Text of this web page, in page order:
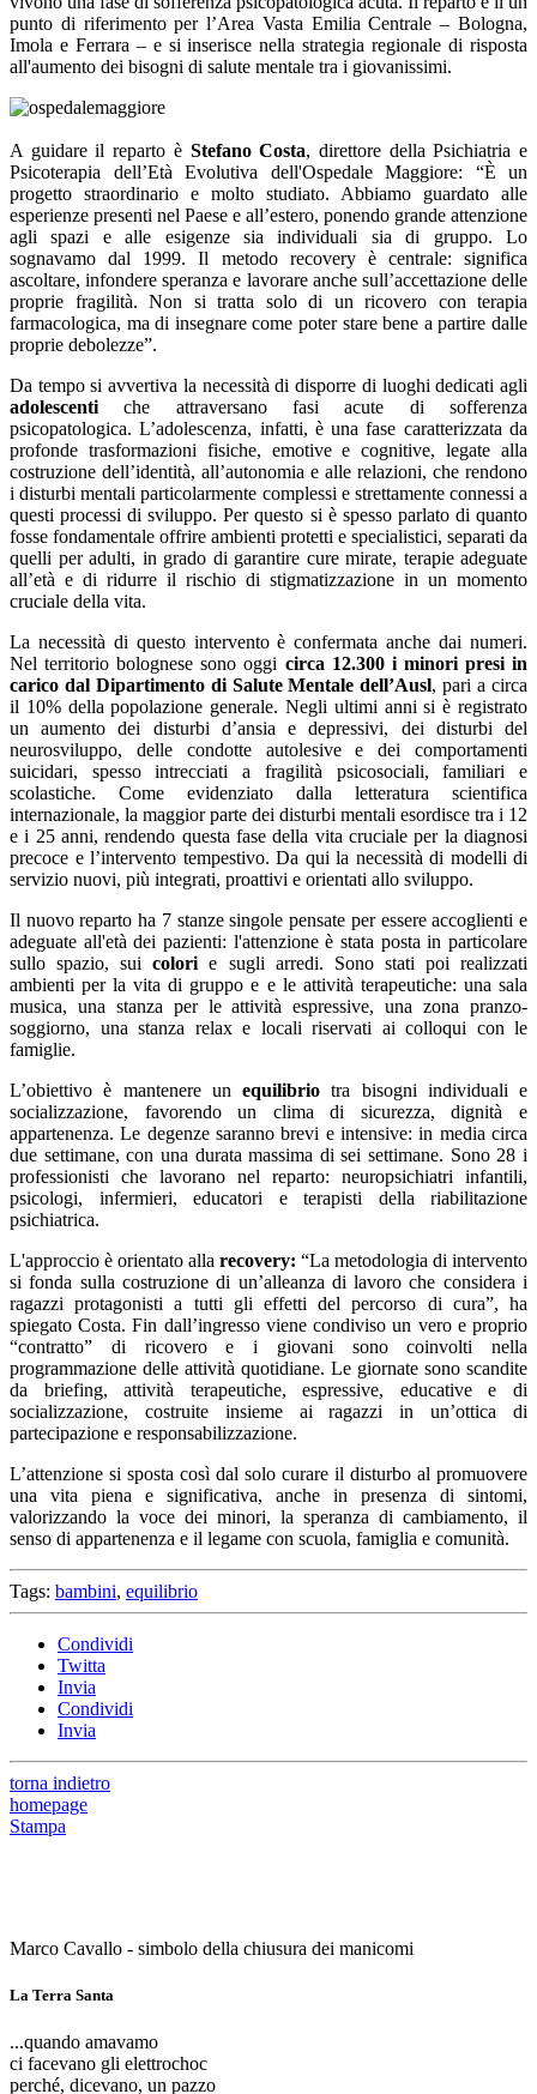
punto di riferimento per l’Area Vasta Emilia Centrale – Bologna,
Imola e Ferrara – e si inserisce nella strategia regionale di risposta
all'aumento dei bisogni di salute mentale tra i giovanissimi.
A guidare il reparto è Stefano Costa, direttore della Psichiatria e
Psicoterapia dell’Età Evolutiva dell'Ospedale Maggiore: “È un
progetto straordinario e molto studiato. Abbiamo guardato alle
esperienze presenti nel Paese e all’estero, ponendo grande attenzione
agli spazi e alle esigenze sia individuali sia di gruppo. Lo
sognavamo dal 1999. Il metodo recovery è centrale: significa
ascoltare, infondere speranza e lavorare anche sull’accettazione delle
proprie fragilità. Non si tratta solo di un ricovero con terapia
farmacologica, ma di insegnare come poter stare bene a partire dalle
proprie debolezze”.
Da tempo si avvertiva la necessità di disporre di luoghi dedicati agli
adolescenti che attraversano fasi acute di sofferenza
psicopatologica. L’adolescenza, infatti, è una fase caratterizzata da
profonde trasformazioni fisiche, emotive e cognitive, legate alla
costruzione dell’identità, all’autonomia e alle relazioni, che rendono
i disturbi mentali particolarmente complessi e strettamente connessi a
questi processi di sviluppo. Per questo si è spesso parlato di quanto
fosse fondamentale offrire ambienti protetti e specialistici, separati da
quelli per adulti, in grado di garantire cure mirate, terapie adeguate
all’età e di ridurre il rischio di stigmatizzazione in un momento
cruciale della vita.
La necessità di questo intervento è confermata anche dai numeri.
Nel territorio bolognese sono oggi circa 12.300 i minori presi in
carico dal Dipartimento di Salute Mentale dell’Ausl, pari a circa
il 10% della popolazione generale. Negli ultimi anni si è registrato
un aumento dei disturbi d’ansia e depressivi, dei disturbi del
neurosviluppo, delle condotte autolesive e dei comportamenti
suicidari, spesso intrecciati a fragilità psicosociali, familiari e
scolastiche. Come evidenziato dalla letteratura scientifica
internazionale, la maggior parte dei disturbi mentali esordisce tra i 12
e i 25 anni, rendendo questa fase della vita cruciale per la diagnosi
precoce e l’intervento tempestivo. Da qui la necessità di modelli di
servizio nuovi, più integrati, proattivi e orientati allo sviluppo.
Il nuovo reparto ha 7 stanze singole pensate per essere accoglienti e
adeguate all'età dei pazienti: l'attenzione è stata posta in particolare
sullo spazio, suicolori e sugli arredi. Sono stati poi realizzati
ambienti per la vita di gruppo e e le attività terapeutiche: una sala
musica, una stanza per le attività espressive, una zona pranzo-
soggiorno, una stanza relax e locali riservati ai colloqui con le
famiglie.
L’obiettivo è mantenere un equilibrio tra bisogni individuali e
socializzazione, favorendo un clima di sicurezza, dignità e
appartenenza. Le degenze saranno brevi e intensive: in media circa
due settimane, con una durata massima di sei settimane. Sono 28 i
professionisti che lavorano nel reparto: neuropsichiatri infantili,
psicologi, infermieri, educatori e terapisti della riabilitazione
psichiatrica.
L'approccio è orientato alla recovery: “La metodologia di intervento
si fonda sulla costruzione di un’alleanza di lavoro che considera i
ragazzi protagonisti a tutti gli effetti del percorso di cura”, ha
spiegato Costa. Fin dall’ingresso viene condiviso un vero e proprio
“contratto” di ricovero e i giovani sono coinvolti nella
programmazione delle attività quotidiane. Le giornate sono scandite
da briefing, attività terapeutiche, espressive, educative e di
socializzazione, costruite insieme ai ragazzi in un’ottica di
partecipazione e responsabilizzazione.
L’attenzione si sposta così dal solo curare il disturbo al promuovere
una vita piena e significativa, anche in presenza di sintomi,
valorizzando la voce dei minori, la speranza di cambiamento, il
senso di appartenenza e il legame con scuola, famiglia e comunità.
Tags: bambini, equilibrio
Condividi
Twitta
Invia
Condividi
Invia
torna indietro
homepage
Stampa
Marco Cavallo - simbolo della chiusura dei manicomi
La Terra Santa
...quando amavamo
ci facevano gli elettrochoc
perché, dicevano, un pazzo